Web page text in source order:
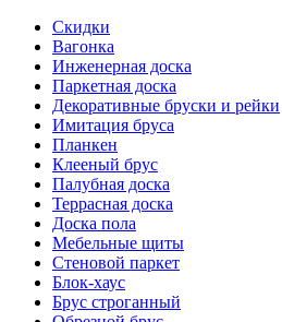
Скидки
Вагонка
Инженерная доска
Паркетная доска
Декоративные бруски и рейки
Имитация бруса
Планкен
Клееный брус
Палубная доска
Террасная доска
Доска пола
Мебельные щиты
Стеновой паркет
Блок-хаус
Брус строганный